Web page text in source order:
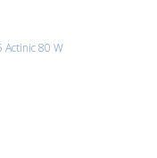
Actinic 80 W